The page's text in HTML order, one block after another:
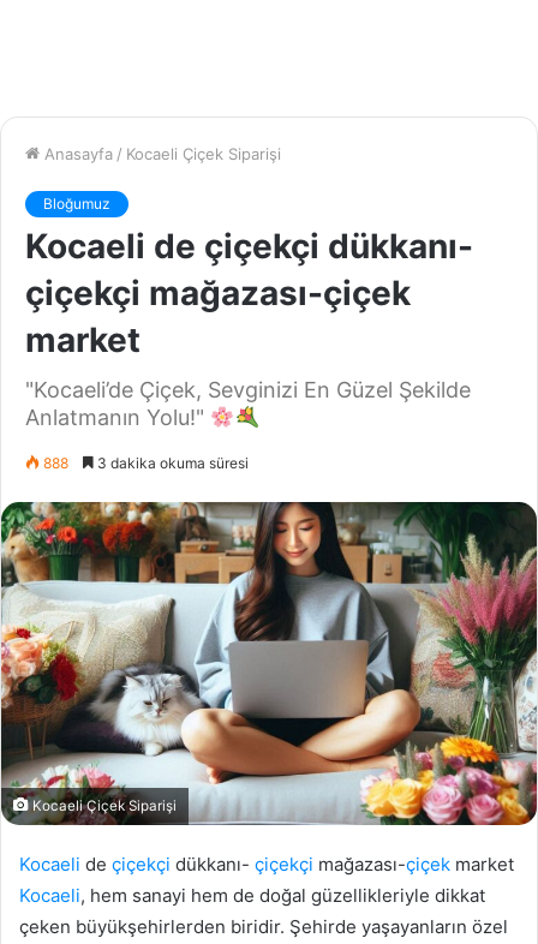
Anasayfa / Kocaeli Çiçek Siparişi
Bloğumuz
Kocaeli de çiçekçi dükkanı-
çiçekçi mağazası-çiçek
market
"Kocaeli’de Çiçek, Sevginizi En Güzel Şekilde
Anlatmanın Yolu!"
888 3 dakika okuma süresi
Kocaeli Çiçek Siparişi
Kocaeli de çiçekçi dükkanı- çiçekçi mağazası-çiçek market
Kocaeli, hem sanayi hem de doğal güzellikleriyle dikkat
çeken büyükşehirlerden biridir. Şehirde yaşayanların özel